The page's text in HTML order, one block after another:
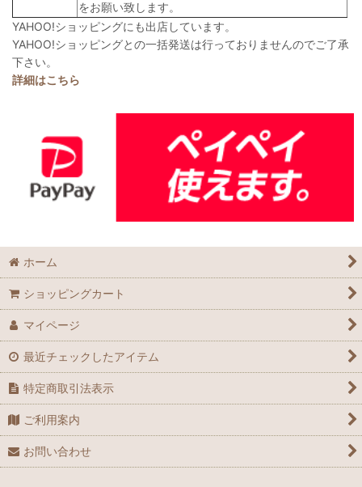
をお願い致します。
YAHOO!ショッピングにも出店しています。
YAHOO!ショッピングとの一括発送は行っておりませんのでご了承
下さい。
詳細はこちら
ホーム
ショッピングカート
マイページ
最近チェックしたアイテム
特定商取引法表示
ご利用案内
お問い合わせ